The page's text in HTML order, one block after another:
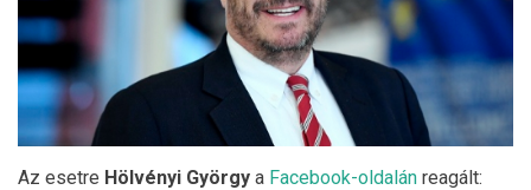
Az esetre Hölvényi György a Facebook-oldalán reagált: